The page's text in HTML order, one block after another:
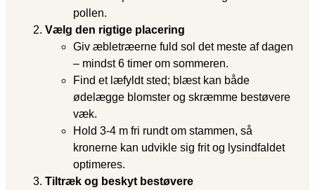
pollen.
Vælg den rigtige placering
Giv æbletræerne fuld sol det meste af dagen
– mindst 6 timer om sommeren.
Find et læfyldt sted; blæst kan både
ødelægge blomster og skræmme bestøvere
væk.
Hold 3-4 m fri rundt om stammen, så
kronerne kan udvikle sig frit og lysindfaldet
optimeres.
Tiltræk og beskyt bestøvere